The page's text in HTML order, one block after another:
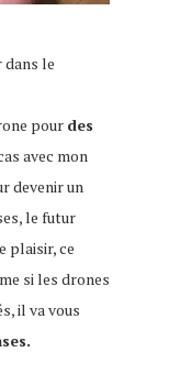
dans le
pour des
avec mon
devenir un
le futur
plaisir, ce
si les drones
il va vous